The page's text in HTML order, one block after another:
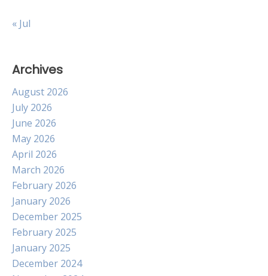
« Jul
Archives
August 2026
July 2026
June 2026
May 2026
April 2026
March 2026
February 2026
January 2026
December 2025
February 2025
January 2025
December 2024